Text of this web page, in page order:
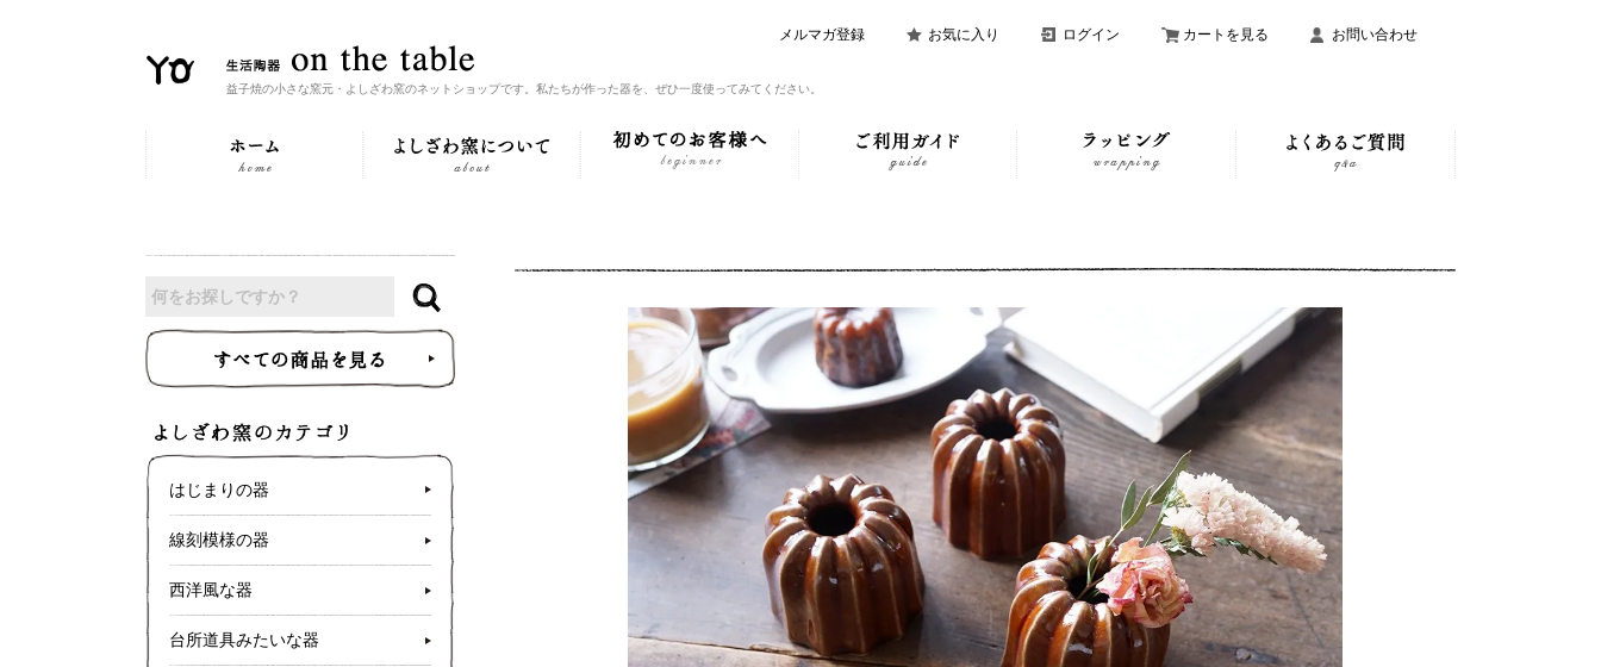
メルマガ登録 お気に入り ログイン カートを見る お問い合わせ
益子焼の小さな窯元・よしざわ窯のネットショップです。私たちが作った器を、ぜひ一度使ってみてください。
はじまりの器
線刻模様の器
西洋風な器
台所道具みたいな器